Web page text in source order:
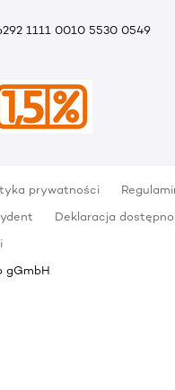
1111 0010 5530 0549
prywatności
Deklaracja
gGmbH